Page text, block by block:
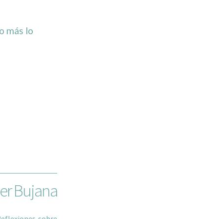
más lo
Bujana